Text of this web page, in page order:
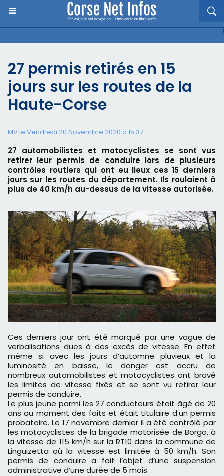
27 permis retirés en 15
jours sur les routes de la
Haute-Corse
MV le Vendredi 20 Novembre 2020 à 15:37
27 automobilistes et motocyclistes se sont vus
retirer leur permis de conduire lors de plusieurs
contrôles routiers qui ont eu lieux ces 15 derniers
jours sur les routes du département. Ils roulaient à
plus de 40 km/h au-dessus de la vitesse autorisée.
Ces derniers jour ont été marqué par une vague de
verbalisations dues à des excès de vitesse. En effet
même si avec les jours d’automne pluvieux et la
luminosité en baisse, le danger est accru de
nombreux automobilistes et motocyclistes ont bravé
les limites de vitesse fixés et se sont vu retirer leur
permis de conduire.
Le plus jeune parmi les 27 conducteurs était âgé de 20
ans au moment des faits et était titulaire d’un permis
probatoire. Le 17 novembre dernier il a été contrôlé par
les motocyclistes de la brigade motorisée de Borgo, à
la vitesse de 115 km/h sur la RT10 dans la commune de
Linguizetta où la vitesse est limitée à 50 km/h. Son
permis de conduire a fait l’objet d’une suspension
administrative d’une durée de 5 mois.